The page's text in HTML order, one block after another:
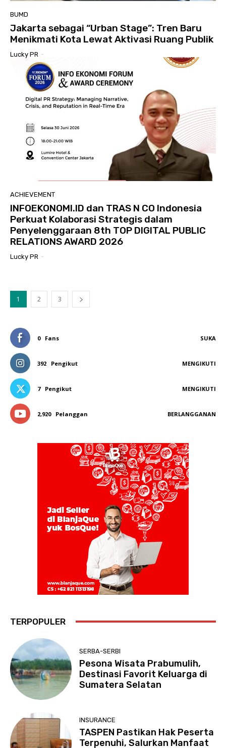
BUMD
Jakarta sebagai “Urban Stage”: Tren Baru
Menikmati Kota Lewat Aktivasi Ruang Publik
Lucky PR -
ACHIEVEMENT
INFOEKONOMI.ID dan TRAS N CO Indonesia
Perkuat Kolaborasi Strategis dalam
Penyelenggaraan 8th TOP DIGITAL PUBLIC
RELATIONS AWARD 2026
Lucky PR -
1 2 3
0 Fans SUKA
392 Pengikut MENGIKUTI
7 Pengikut MENGIKUTI
2,920 Pelanggan BERLANGGANAN
TERPOPULER
SERBA-SERBI
Pesona Wisata Prabumulih,
Destinasi Favorit Keluarga di
Sumatera Selatan
INSURANCE
TASPEN Pastikan Hak Peserta
Terpenuhi, Salurkan Manfaat